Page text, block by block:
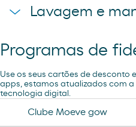
Loja
Lavagem e
Ar e Água
Aspiração
Programas de
Use os seus cartões de desconto e
apps, estamos atualizados com a
tecnologia digital.
Clube Moeve gow